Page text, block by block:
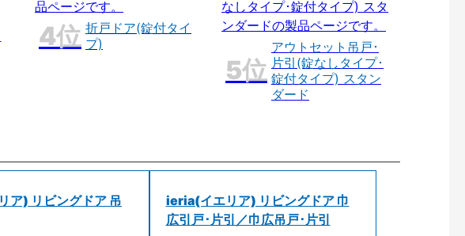
折戸ドア(錠付タイ
プ)
アウトセット吊戸･
片引(錠なしタイプ･
錠付タイプ) スタン
ダード
ア) リビングドア 吊
ieria(イエリア) リビングドア 巾
広引戸･片引／巾広吊戸･片引